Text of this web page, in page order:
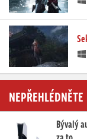
NEPŘEHLÉDNĚTE
Bývalý